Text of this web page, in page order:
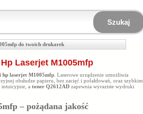
Szukaj
do twoich drukarek
Laserjet M1005mfp
laserjet M1005mfp . Laserowe urządzenie umożliwia
obsłudze papieru, bez zacięć i pofałdowań, oraz szybkim
intuicyjnie, a toner Q2612AD zapewnia wyraziste wydruki
– pożądana jakość